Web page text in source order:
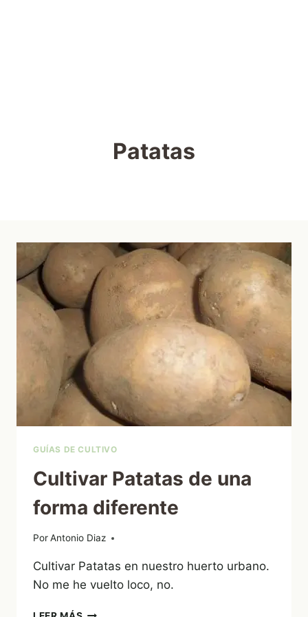
Patatas
GUÍAS DE CULTIVO
Cultivar Patatas de una
forma diferente
PorAntonio Diaz
24/11/2012
Cultivar Patatas en nuestro huerto urbano.
No me he vuelto loco, no.
CULTIVAR